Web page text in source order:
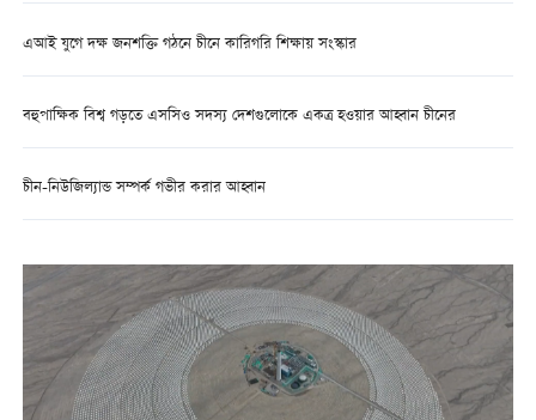
এআই যুগে দক্ষ জনশক্তি গঠনে চীনে কারিগরি শিক্ষায় সংস্কার
বহুপাক্ষিক বিশ্ব গড়তে এসসিও সদস্য দেশগুলোকে একত্র হওয়ার আহ্বান চীনের
চীন-নিউজিল্যান্ড সম্পর্ক গভীর করার আহ্বান